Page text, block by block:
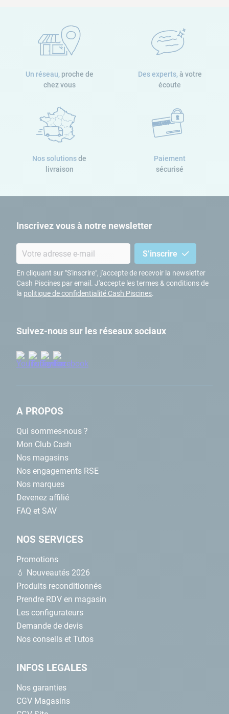
Un réseau, proche de
chez vous
Des experts,à votre
écoute
Nos solutionsde
livraison
Paiement
sécurisé
Inscrivez vous à notre newsletter
S’inscrire
En cliquant sur "S'inscrire", j'accepte de recevoir la newsletter
Cash Piscines par email. J'accepte les termes & conditions de
la politique de confidentialité Cash Piscines.
Suivez-nous sur les réseaux sociaux
A PROPOS
Qui sommes-nous ?
Mon Club Cash
Nos magasins
Nos engagements RSE
Nos marques
Devenez affilié
FAQ et SAV
NOS SERVICES
Promotions
💧 Nouveautés 2026
Produits reconditionnés
Prendre RDV en magasin
Les configurateurs
Demande de devis
Nos conseils et Tutos
INFOS LEGALES
Nos garanties
CGV Magasins